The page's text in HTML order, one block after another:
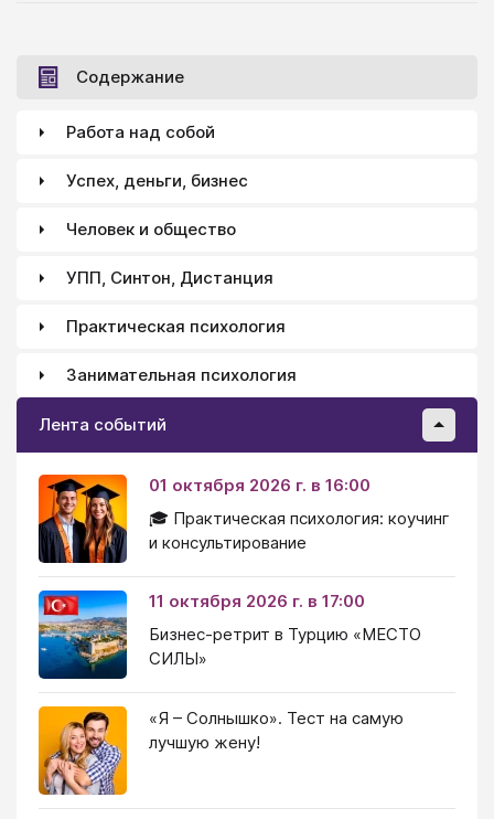
Содержание
Работа над собой
Успех, деньги, бизнес
Человек и общество
УПП, Синтон, Дистанция
Практическая психология
Занимательная психология
Лента событий
01 октября 2026 г. в 16:00
🎓 Практическая психология: коучинг
и консультирование
11 октября 2026 г. в 17:00
Бизнес-ретрит в Турцию «МЕСТО
СИЛЫ»
«Я – Солнышко». Тест на самую
лучшую жену!